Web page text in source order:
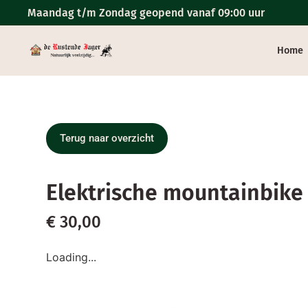
Maandag t/m Zondag geopend vanaf 09:00 uur
Home
Terug naar overzicht
Elektrische mountainbike
€ 30,00
Loading...